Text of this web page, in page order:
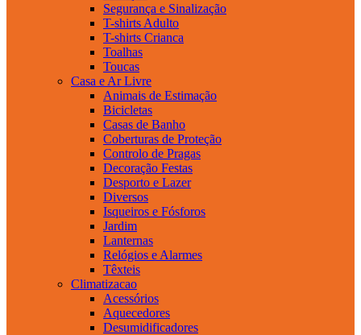
Segurança e Sinalização
T-shirts Adulto
T-shirts Crianca
Toalhas
Toucas
Casa e Ar Livre
Animais de Estimação
Bicicletas
Casas de Banho
Coberturas de Proteção
Controlo de Pragas
Decoração Festas
Desporto e Lazer
Diversos
Isqueiros e Fósforos
Jardim
Lanternas
Relógios e Alarmes
Têxteis
Climatizacao
Acessórios
Aquecedores
Desumidificadores